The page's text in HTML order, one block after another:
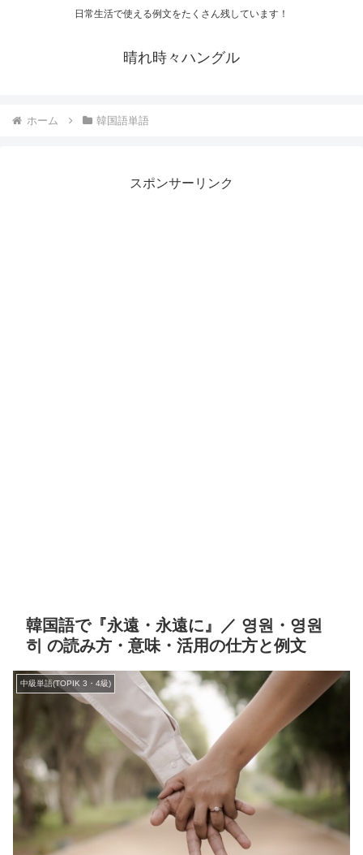
日常生活で使える例文をたくさん残しています！
晴れ時々ハングル
ホーム 韓国語単語
スポンサーリンク
韓国語で『永遠・永遠に』／ 영원・영원
히 の読み方・意味・活用の仕方と例文
中級単語(TOPIK 3・4級)